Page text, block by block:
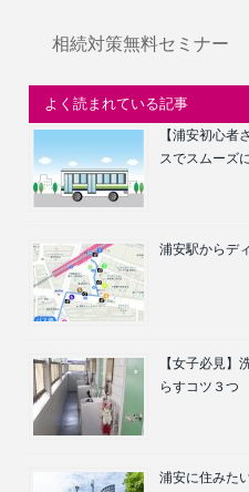
相続対策無料セミナー
よく読まれている記事
【浦安初心
スでスムーズ
浦安駅からデ
【女子必見】
らすコツ３つ
浦安に住みた